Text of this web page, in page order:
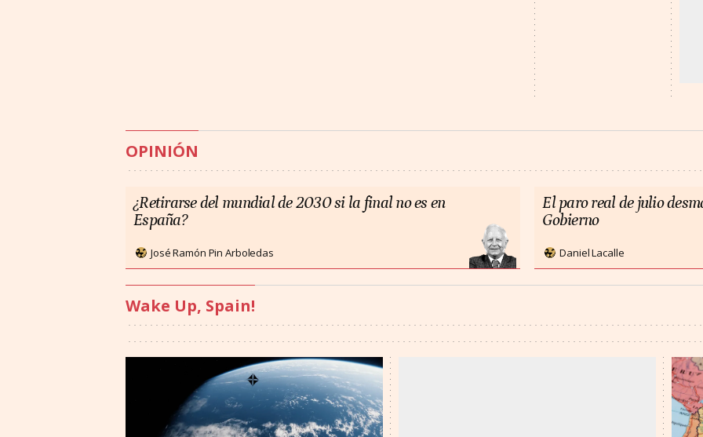
OPINIÓN
¿Retirarse del mundial de 2030 si la final no es en
España?
José Ramón Pin Arboledas
El paro real de julio
Gobierno
Daniel Lacalle
Wake Up, Spain!